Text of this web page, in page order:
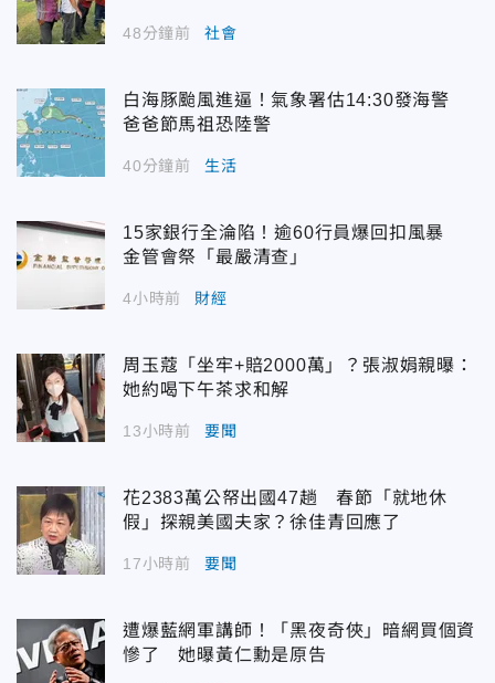
48分鐘前 社會
白海豚颱風進逼！氣象署估14:30發海警
爸爸節馬祖恐陸警
40分鐘前 生活
15家銀行全淪陷！逾60行員爆回扣風暴
金管會祭「最嚴清查」
4小時前 財經
周玉蔻「坐牢+賠2000萬」？張淑娟親曝：
她約喝下午茶求和解
13小時前 要聞
花2383萬公帑出國47趟 春節「就地休
假」探親美國夫家？徐佳青回應了
17小時前 要聞
遭爆藍網軍講師！「黑夜奇俠」暗網買個資
慘了 她曝黃仁勳是原告